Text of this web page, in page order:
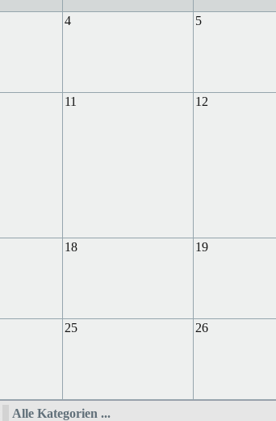
4 5
11 12
18 19
25 26
Alle Kategorien ...